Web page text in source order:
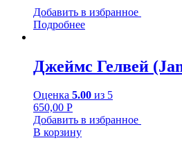
Добавить в избранное
Подробнее
Джеймс Гелвей
Оценка 5.00 из 5
650,00 Р
Добавить в избранное
В корзину